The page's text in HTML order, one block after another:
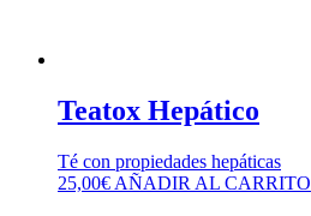
Teatox Hepático
Té con propiedades hepáticas
25,00€ AÑADIR AL CARRITO